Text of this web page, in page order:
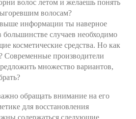
волос летом и желаешь понять
волосам?
информации ты наверное
большинстве случаев необходимо
косметические средства. Но как
Современные производители
множество вариантов,
обращать внимание на его
для восстановления